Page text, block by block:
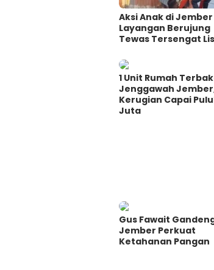
Aksi Anak di
Layangan Berujung
Tewas Tersengat
1 Unit Rumah
Jenggawah
Kerugian Capai
Juta
Gus Fawait
Jember Perkuat
Ketahanan Pangan